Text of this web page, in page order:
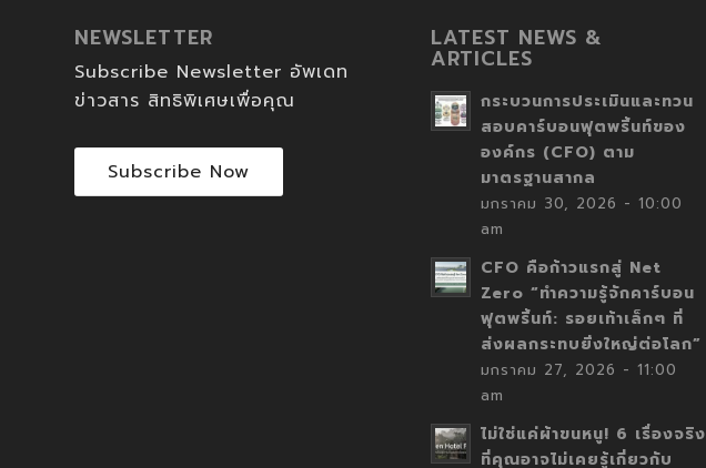
NEWSLETTER
Subscribe Newsletter อัพเดท
ข่าวสาร สิทธิพิเศษเพื่อคุณ
Subscribe Now
LATEST NEWS &
ARTICLES
กระบวนการประเมินและทวน
สอบคาร์บอนฟุตพริ้นท์ของ
องค์กร (CFO) ตาม
มาตรฐานสากล
มกราคม 30, 2026 - 10:00
am
CFO คือก้าวแรกสู่ Net
Zero “ทำความรู้จักคาร์บอน
ฟุตพริ้นท์: รอยเท้าเล็กๆ ที่
ส่งผลกระทบยิ่งใหญ่ต่อโลก”
มกราคม 27, 2026 - 11:00
am
ไม่ใช่แค่ผ้าขนหนู! 6 เรื่องจริง
ที่คุณอาจไม่เคยรู้เกี่ยวกับ